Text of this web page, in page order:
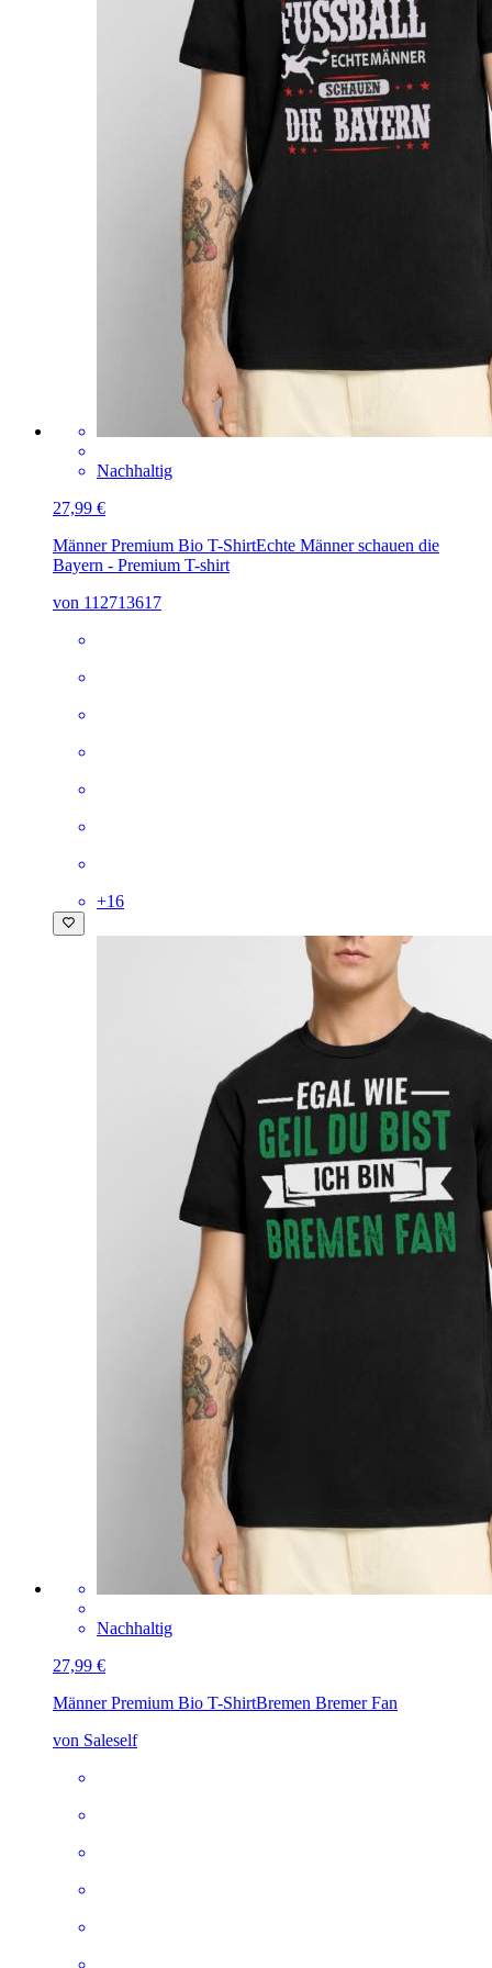
Nachhaltig
27,99 €
Männer Premium Bio T-ShirtEchte Männer schauen die
Bayern - Premium T-shirt
von 112713617
+16
Nachhaltig
27,99 €
Männer Premium Bio T-ShirtBremen Bremer Fan
von Saleself